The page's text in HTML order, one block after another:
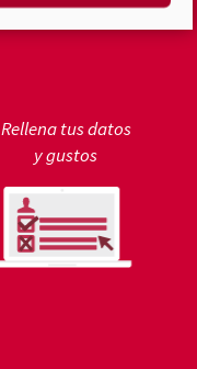
Rellena tus datos
y gustos